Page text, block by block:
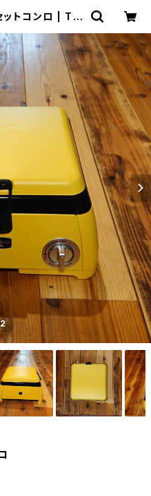
ットコンロ | TH